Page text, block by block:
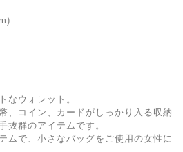
なウォレット。
、コイン、カードがしっかり入る収納
抜群のアイテムです。
ムで、小さなバッグをご使用の女性に